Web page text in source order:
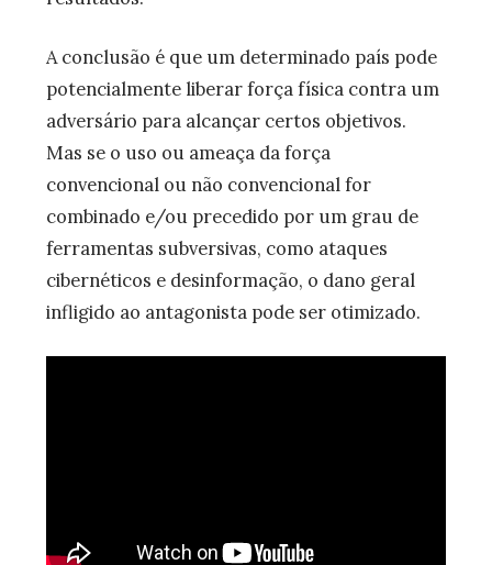
A conclusão é que um determinado país pode
potencialmente liberar força física contra um
adversário para alcançar certos objetivos.
Mas se o uso ou ameaça da força
convencional ou não convencional for
combinado e/ou precedido por um grau de
ferramentas subversivas, como ataques
cibernéticos e desinformação, o dano geral
infligido ao antagonista pode ser otimizado.